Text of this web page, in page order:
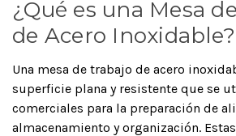
¿Qué es una Mesa
de Acero Inoxidable?
Una mesa de trabajo de acero
superficie plana y resistente que se
comerciales para la preparación de
almacenamiento y organización.